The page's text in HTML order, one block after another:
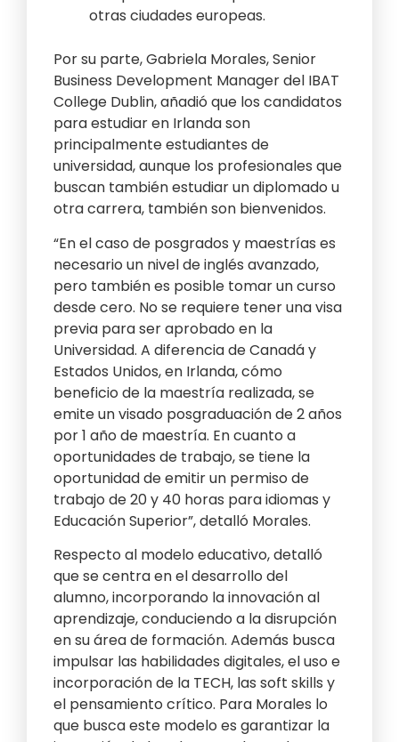
otras ciudades europeas.
Por su parte, Gabriela Morales, Senior
Business Development Manager del IBAT
College Dublin, añadió que los candidatos
para estudiar en Irlanda son
principalmente estudiantes de
universidad, aunque los profesionales que
buscan también estudiar un diplomado u
otra carrera, también son bienvenidos.
“En el caso de posgrados y maestrías es
necesario un nivel de inglés avanzado,
pero también es posible tomar un curso
desde cero. No se requiere tener una visa
previa para ser aprobado en la
Universidad. A diferencia de Canadá y
Estados Unidos, en Irlanda, cómo
beneficio de la maestría realizada, se
emite un visado posgraduación de 2 años
por 1 año de maestría. En cuanto a
oportunidades de trabajo, se tiene la
oportunidad de emitir un permiso de
trabajo de 20 y 40 horas para idiomas y
Educación Superior”, detalló Morales.
Respecto al modelo educativo, detalló
que se centra en el desarrollo del
alumno, incorporando la innovación al
aprendizaje, conduciendo a la disrupción
en su área de formación. Además busca
impulsar las habilidades digitales, el uso e
incorporación de la TECH, las soft skills y
el pensamiento crítico. Para Morales lo
que busca este modelo es garantizar la